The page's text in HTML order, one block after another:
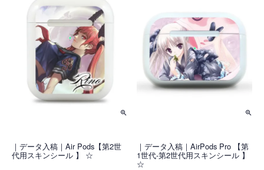
｜データ入稿｜Air Pods【第2世
代用スキンシール 】 ☆
｜データ入稿｜AirPods Pro 【第
1世代-第2世代用スキンシール 】
☆